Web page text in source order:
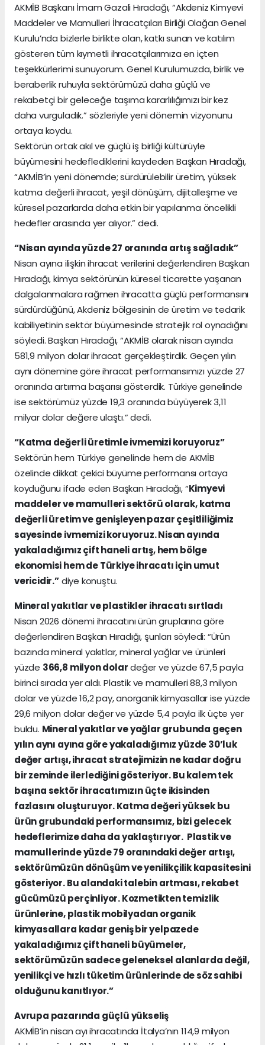
AKMİB Başkanı İmam Gazali Hıradağı, “Akdeniz Kimyevi
Maddeler ve Mamulleri İhracatçıları Birliği Olağan Genel
Kurulu’nda bizlerle birlikte olan, katkı sunan ve katılım
gösteren tüm kıymetli ihracatçılarımıza en içten
teşekkürlerimi sunuyorum. Genel Kurulumuzda, birlik ve
beraberlik ruhuyla sektörümüzü daha güçlü ve
rekabetçi bir geleceğe taşıma kararlılığımızı bir kez
daha vurguladık.” sözleriyle yeni dönemin vizyonunu
ortaya koydu.
Sektörün ortak akıl ve güçlü iş birliği kültürüyle
büyümesini hedeflediklerini kaydeden Başkan Hıradağı,
“AKMİB’in yeni dönemde; sürdürülebilir üretim, yüksek
katma değerli ihracat, yeşil dönüşüm, dijitalleşme ve
küresel pazarlarda daha etkin bir yapılanma öncelikli
hedefler arasında yer alıyor.” dedi.
“Nisan ayında yüzde 27 oranında artış sağladık”
Nisan ayına ilişkin ihracat verilerini değerlendiren Başkan
Hıradağı, kimya sektörünün küresel ticarette yaşanan
dalgalanmalara rağmen ihracatta güçlü performansını
sürdürdüğünü, Akdeniz bölgesinin de üretim ve tedarik
kabiliyetinin sektör büyümesinde stratejik rol oynadığını
söyledi. Başkan Hıradağı, “AKMİB olarak nisan ayında
581,9 milyon dolar ihracat gerçekleştirdik. Geçen yılın
aynı dönemine göre ihracat performansımızı yüzde 27
oranında artırma başarısı gösterdik. Türkiye genelinde
ise sektörümüz yüzde 19,3 oranında büyüyerek 3,11
milyar dolar değere ulaştı.” dedi.
“Katma değerli üretimle ivmemizi koruyoruz”
Sektörün hem Türkiye genelinde hem de AKMİB
özelinde dikkat çekici büyüme performansı ortaya
koyduğunu ifade eden Başkan Hıradağı, “Kimyevi
maddeler ve mamulleri sektörü olarak, katma
değerli üretim ve genişleyen pazar çeşitliliğimiz
sayesinde ivmemizi koruyoruz. Nisan ayında
yakaladığımız çift haneli artış, hem bölge
ekonomisi hem de Türkiye ihracatı için umut
vericidir.”diye konuştu.
Mineral yakıtlar ve plastikler ihracatı sırtladı
Nisan 2026 dönemi ihracatını ürün gruplarına göre
değerlendiren Başkan Hıradığı, şunları söyledi: “Ürün
bazında mineral yakıtlar, mineral yağlar ve ürünleri
yüzde 366,8 milyon dolardeğer ve yüzde 67,5 payla
birinci sırada yer aldı. Plastik ve mamulleri 88,3 milyon
dolar ve yüzde 16,2 pay, anorganik kimyasallar ise yüzde
29,6 milyon dolar değer ve yüzde 5,4 payla ilk üçte yer
buldu. Mineral yakıtlar ve yağlar grubunda geçen
yılın aynı ayına göre yakaladığımız yüzde 30’luk
değer artışı, ihracat stratejimizin ne kadar doğru
bir zeminde ilerlediğini gösteriyor. Bu kalem tek
başına sektör ihracatımızın üçte ikisinden
fazlasını oluşturuyor. Katma değeri yüksek bu
ürün grubundaki performansımız, bizi gelecek
hedeflerimize daha da yaklaştırıyor. Plastik ve
mamullerinde yüzde 79 oranındaki değer artışı,
sektörümüzün dönüşüm ve yenilikçilik kapasitesini
gösteriyor. Bu alandaki talebin artması, rekabet
gücümüzü perçinliyor. Kozmetikten temizlik
ürünlerine, plastik mobilyadan organik
kimyasallara kadar geniş bir yelpazede
yakaladığımız çift haneli büyümeler,
sektörümüzün sadece geleneksel alanlarda değil,
yenilikçi ve hızlı tüketim ürünlerinde de söz sahibi
olduğunu kanıtlıyor.”
Avrupa pazarında güçlü yükseliş
AKMİB’in nisan ayı ihracatında İtalya’nın 114,9 milyon